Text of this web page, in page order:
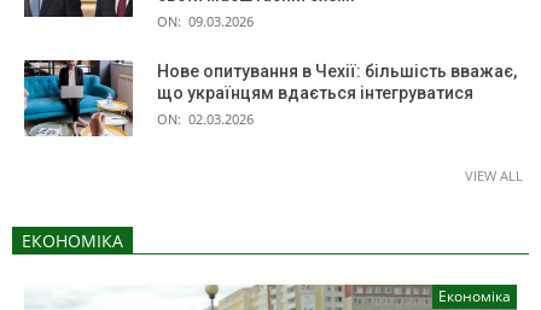
ON: 09.03.2026
Нове опитування в Чехії: більшість вважає,
що українцям вдається інтегруватися
ON: 02.03.2026
VIEW ALL
ЕКОНОМІКА
Економіка